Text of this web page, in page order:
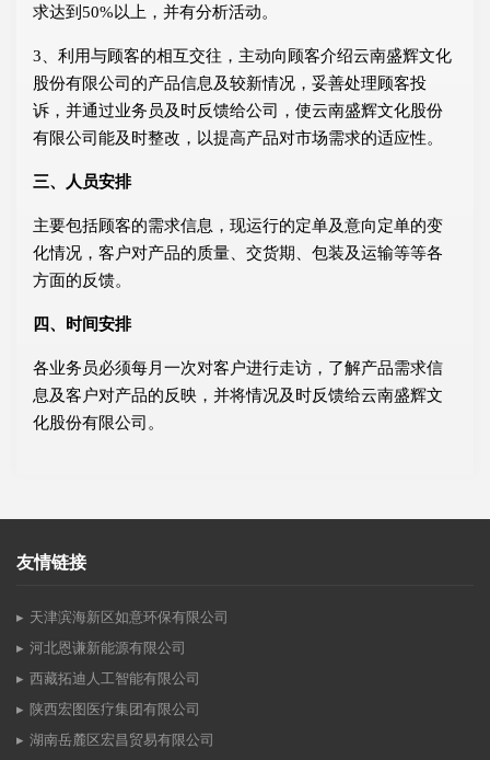
求达到50%以上，并有分析活动。
3、利用与顾客的相互交往，主动向顾客介绍云南盛辉文化
股份有限公司的产品信息及较新情况，妥善处理顾客投
诉，并通过业务员及时反馈给公司，使云南盛辉文化股份
有限公司能及时整改，以提高产品对市场需求的适应性。
三、人员安排
主要包括顾客的需求信息，现运行的定单及意向定单的变
化情况，客户对产品的质量、交货期、包装及运输等等各
方面的反馈。
四、时间安排
各业务员必须每月一次对客户进行走访，了解产品需求信
息及客户对产品的反映，并将情况及时反馈给云南盛辉文
化股份有限公司。
友情链接
天津滨海新区如意环保有限公司
河北恩谦新能源有限公司
西藏拓迪人工智能有限公司
陕西宏图医疗集团有限公司
湖南岳麓区宏昌贸易有限公司